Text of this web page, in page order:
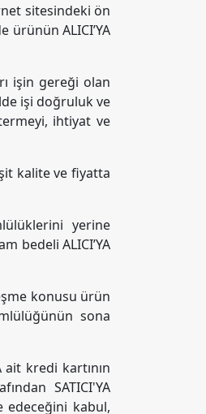
sitesindeki ön
ürünün ALICI’YA
işin gereği olan
işi doğruluk ve
ihtiyat ve
kalite ve fiyatta
yerine
bedeli ALICI’YA
konusu ürün
sona
kredi kartının
SATICI'YA
edeceğini kabul,